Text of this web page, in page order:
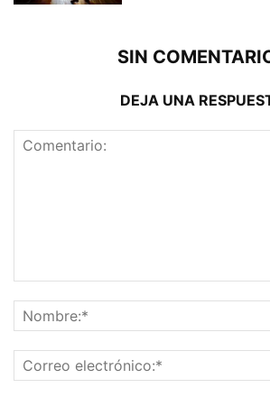
SIN
DEJA UNA